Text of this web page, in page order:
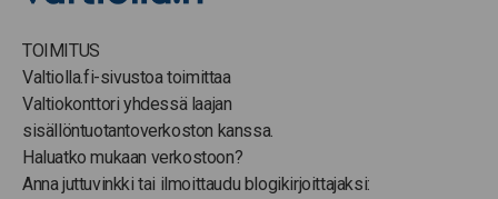
TOIMITUS
Valtiolla.fi-sivustoa toimittaa
Valtiokonttori yhdessä laajan
sisällöntuotantoverkoston kanssa.
Haluatko mukaan verkostoon?
Anna juttuvinkki tai ilmoittaudu blogikirjoittajaksi: